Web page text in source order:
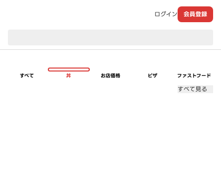
ログイン 会員登録
すべて 丼 お店価格 ピザ ファストフード
すべて見る